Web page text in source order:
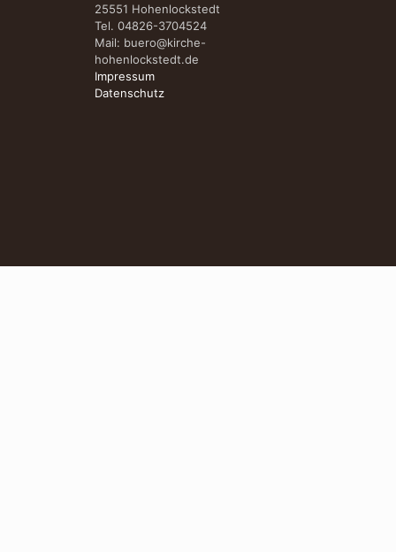
25551 Hohenlockstedt
Tel. 04826-3704524
Mail: buero@kirche-
hohenlockstedt.de
Impressum
Datenschutz